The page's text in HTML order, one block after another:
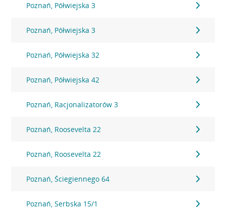
Poznań, Półwiejska 3
Poznań, Półwiejska 3
Poznań, Półwiejska 32
Poznań, Półwiejska 42
Poznań, Racjonalizatorów 3
Poznań, Roosevelta 22
Poznań, Roosevelta 22
Poznań, Ściegiennego 64
Poznań, Serbska 15/1